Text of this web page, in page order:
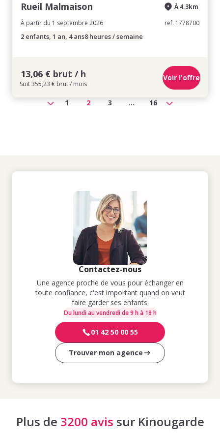
Rueil Malmaison
À partir du 1 septembre 2026
À 4.3km
ref. 1778700
2 enfants, 1 an, 4 ans8 heures / semaine
13,06 € brut / h
Soit 355,23 € brut / mois
Voir l'offre
1 2 3 ... 16
Contactez-nous
Une agence proche de vous pour échanger en
toute confiance, c'est important quand on veut
faire garder ses enfants.
Du lundi au vendredi de 9 h à 18 h
01 42 50 00 55
Trouver mon agence
Plus de 3200 avis sur Kinougarde